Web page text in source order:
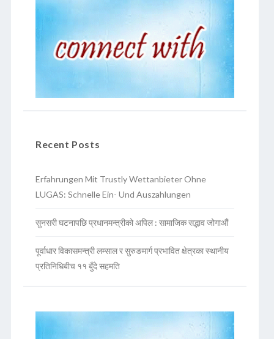
Recent Posts
Erfahrungen Mit Trustly Wettanbieter Ohne
LUGAS: Schnelle Ein- Und Auszahlungen
सुनसरी घटनापछि प्रधानमन्त्रीको अपिल : सामाजिक सद्भाव जोगाऔं
पूर्वाधार विकासमन्त्री लम्साल र सुरुङमार्ग प्रभावित क्षेत्रका स्थानीय
प्रतिनिधिबीच ११ बुँदे सहमति